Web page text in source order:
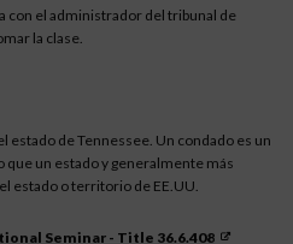
con el administrador del tribunal de
la clase.
estado de Tennessee. Un condado es un
que un estado y generalmente más
estado o territorio de EE.UU.
Seminar - Title 36.6.408